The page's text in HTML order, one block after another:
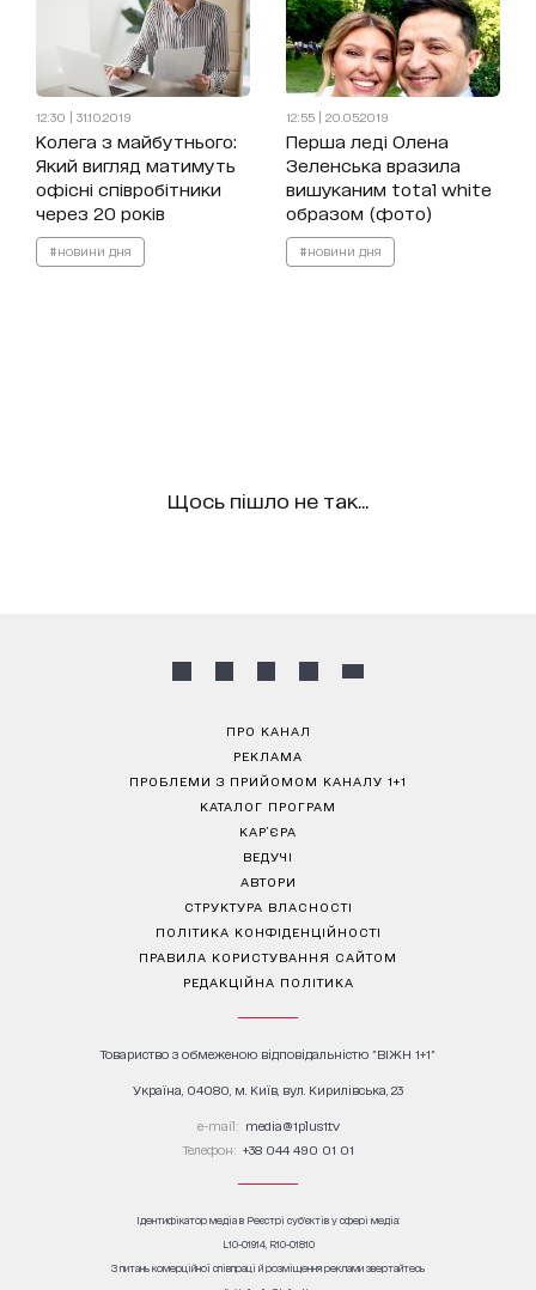
12:30 | 31.10.2019
Колега з майбутнього:
Який вигляд матимуть
офісні співробітники
через 20 років
#новини дня
12:55 | 20.05.2019
Перша леді Олена
Зеленська вразила
вишуканим total white
образом (фото)
#новини дня
Щось пішло не так...
ПРО КАНАЛ
РЕКЛАМА
ПРОБЛЕМИ З ПРИЙОМОМ КАНАЛУ 1+1
КАТАЛОГ ПРОГРАМ
КАР’ЄРА
ВЕДУЧІ
АВТОРИ
СТРУКТУРА ВЛАСНОСТІ
ПОЛІТИКА КОНФІДЕНЦІЙНОСТІ
ПРАВИЛА КОРИСТУВАННЯ САЙТОМ
РЕДАКЦІЙНА ПОЛІТИКА
Товариство з обмеженою відповідальністю "ВІЖН 1+1"
Україна, 04080, м. Київ, вул. Кирилівська, 23
е-mail: media@1plus1.tv
Телефон: +38 044 490 01 01
Ідентифікатор медіа в Реєстрі суб’єктів у сфері медіа:
L10-01914, R10-01810
З питань комерційної співпраці й розміщення реклами звертайтесь